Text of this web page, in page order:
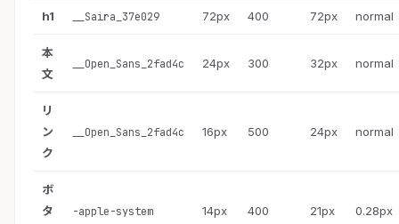
h1 __Saira_37e029 72px 400 72px normal
本
文
__Open_Sans_2fad4c 24px 300 32px normal
リ
ン
ク
__Open_Sans_2fad4c 16px 500 24px normal
ボ
タ
-apple-system 14px 400 21px 0.28px